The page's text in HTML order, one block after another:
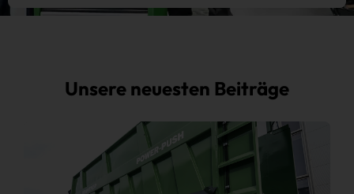
Unsere neuesten Beiträge